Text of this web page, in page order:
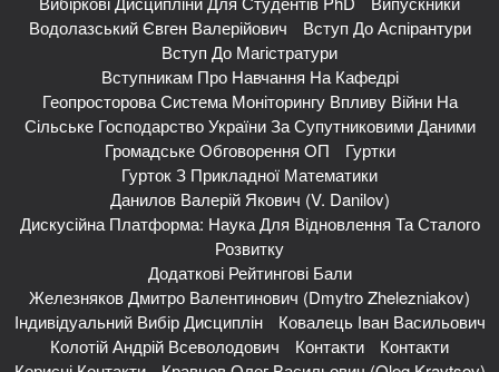
Водолазський Євген Валерійович
Вступ До Аспірантури
Вступ До Магістратури
Вступникам Про Навчання На Кафедрі
Геопросторова Система Моніторингу Впливу Війни На
Сільське Господарство України За Супутниковими Даними
Громадське Обговорення ОП
Гуртки
Гурток З Прикладної Математики
Данилов Валерій Якович (V. Danilov)
Дискусійна Платформа: Наука Для Відновлення Та Сталого
Розвитку
Додаткові Рейтингові Бали
Железняков Дмитро Валентинович (Dmytro Zhelezniakov)
Індивідуальний Вибір Дисциплін
Ковалець Іван Васильович
Колотій Андрій Всеволодович
Контакти
Контакти